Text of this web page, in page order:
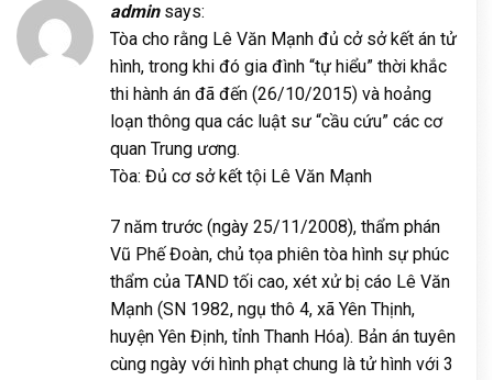
admin says:
Tòa cho rằng Lê Văn Mạnh đủ cở sở kết án tử
hình, trong khi đó gia đình “tự hiểu” thời khắc
thi hành án đã đến (26/10/2015) và hoảng
loạn thông qua các luật sư “cầu cứu” các cơ
quan Trung ương.
Tòa: Đủ cơ sở kết tội Lê Văn Mạnh
7 năm trước (ngày 25/11/2008), thẩm phán
Vũ Phế Đoàn, chủ tọa phiên tòa hình sự phúc
thẩm của TAND tối cao, xét xử bị cáo Lê Văn
Mạnh (SN 1982, ngụ thô 4, xã Yên Thịnh,
huyện Yên Định, tỉnh Thanh Hóa). Bản án tuyên
cùng ngày với hình phạt chung là tử hình với 3